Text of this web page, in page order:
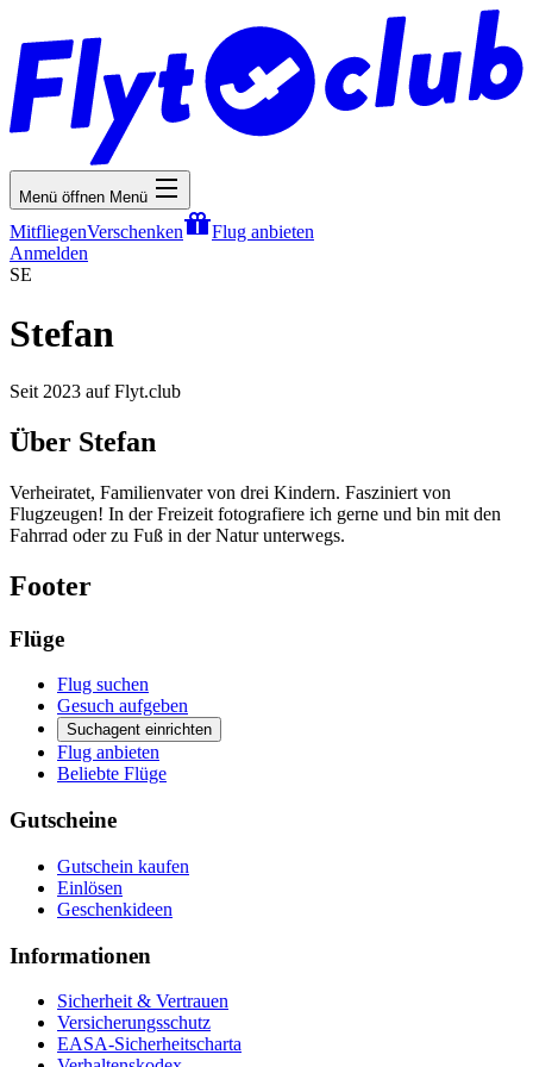
Menü öffnen Menü
MitfliegenVerschenken
Flug anbieten
Anmelden
SE
Stefan
Seit 2023 auf Flyt.club
Über Stefan
Verheiratet, Familienvater von drei Kindern. Fasziniert von
Flugzeugen! In der Freizeit fotografiere ich gerne und bin mit den
Fahrrad oder zu Fuß in der Natur unterwegs.
Footer
Flüge
Flug suchen
Gesuch aufgeben
Suchagent einrichten
Flug anbieten
Beliebte Flüge
Gutscheine
Gutschein kaufen
Einlösen
Geschenkideen
Informationen
Sicherheit & Vertrauen
Versicherungsschutz
EASA-Sicherheitscharta